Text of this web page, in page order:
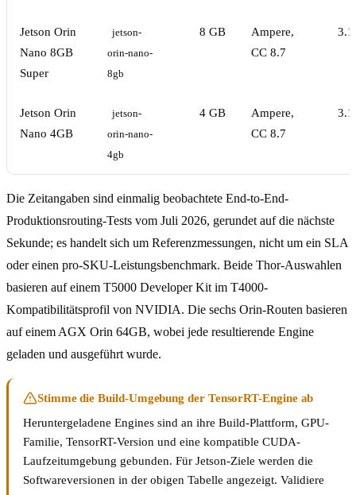
Jetson Orin
Nano 8GB
Super
jetson-
orin-nano-
8gb
8 GB
Ampere,
CC 8.7
Jetson Orin
Nano 4GB
jetson-
orin-nano-
4gb
4 GB
Ampere,
CC 8.7
Die Zeitangaben sind einmalig beobachtete End-to-End-
Produktionsrouting-Tests vom Juli 2026, gerundet auf die nächste
Sekunde; es handelt sich um Referenzmessungen, nicht um ein SLA
oder einen pro-SKU-Leistungsbenchmark. Beide Thor-Auswahlen
basieren auf einem T5000 Developer Kit im T4000-
Kompatibilitätsprofil von NVIDIA. Die sechs Orin-Routen basieren
auf einem AGX Orin 64GB, wobei jede resultierende Engine
geladen und ausgeführt wurde.
Stimme die Build-Umgebung der TensorRT-Engine ab
Heruntergeladene Engines sind an ihre Build-Plattform, GPU-
Familie, TensorRT-Version und eine kompatible CUDA-
Laufzeitumgebung gebunden. Für Jetson-Ziele werden die
Softwareversionen in der obigen Tabelle angezeigt. Validiere